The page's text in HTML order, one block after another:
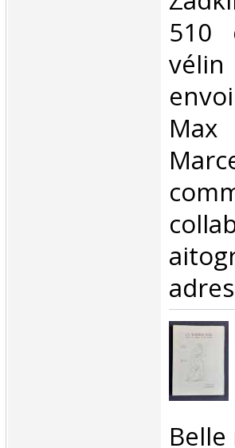
510
vélin
Max